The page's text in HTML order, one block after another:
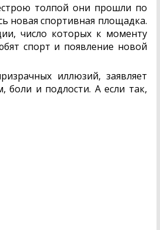
толпой они прошли по
новая спортивная площадка.
число которых к моменту
спорт и появление новой
иллюзий, заявляет
боли и подлости. А если так,